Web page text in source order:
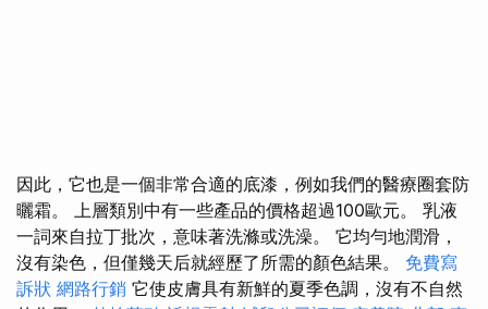
因此，它也是一個非常合適的底漆，例如我們的醫療圈套防
曬霜。 上層類別中有一些產品的價格超過100歐元。 乳液
一詞來自拉丁批次，意味著洗滌或洗澡。 它均勻地潤滑，
沒有染色，但僅幾天后就經歷了所需的顏色結果。 免費寫
訴狀 網路行銷 它使皮膚具有新鮮的夏季色調，沒有不自然